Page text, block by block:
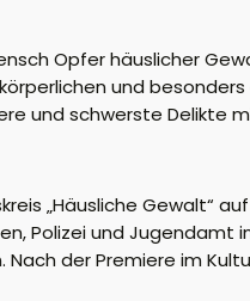
Opfer häuslicher
und
und schwerste
„Häusliche Gewalt“
Polizei und Jugendamt
der Premiere im